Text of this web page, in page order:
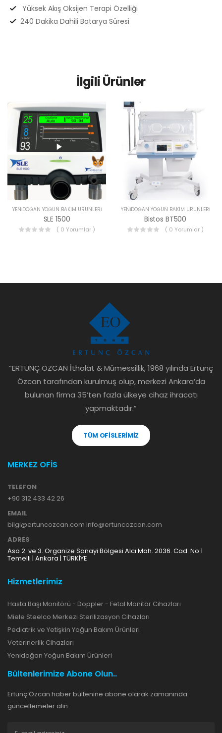
Yüksek Akış Oksijen Terapi Özelliği
240 Dakika Dahili Batarya Süresi
İlgili Ürünler
YENIDOĞAN YOĞUN BAKIM ÜRÜNLERI
SLE 1500
( 0 Yorumlar )
YENIDOĞAN YOĞUN BAKIM ÜRÜNLERI
Bistos BT500
( 0 Yorumlar )
“ERTUNÇ ÖZCAN İthalat & Mümessillik, 1968 yılında Ertunç
Özcan tarafından kurulmuş olup, merkezi Ankara’da
bulunan firma 35’ten fazla ülkeye cihaz ihracatı
yapmaktadır.”
TÜM OFİSLERİMİZ
MERKEZ OFİS
TELEFON
+90 312 433 42 26
EMAIL
bilgi@ertuncozcan.com info@ertuncozcan.com
ADRES
Aso 2. ve 3. Organize Sanayi Bölgesi Alcı Mah. 2036. Cad. No:1
Temelli | Ankara | TÜRKİYE
Hizmetlerimiz
Hasta Başı Monitörü - Doppler - Fetal Monitör Cihazları
Miele Steelco Merkezi Sterilizasyon Cihazları
Pediatrik ve Yetişkin Yoğun Bakım Ürünleri
Veterinerlik Cihazları
Yenidoğan Yoğun Bakım Ürünleri
Bültenlerimize Abone Olun..
Ertunç Özcan haber bültenine abone olarak zamanında
güncellemeler alın.